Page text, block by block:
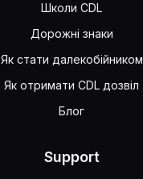
Школи CDL
Дорожні знаки
Як стати далекобійником
Як отримати CDL дозвіл
Блог
Support